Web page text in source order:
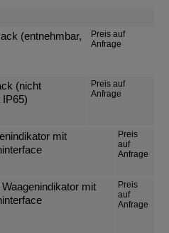
(entnehmbar,
Preis auf
Anfrage
(nicht
IP65)
Preis auf
Anfrage
mit
Preis
auf
Anfrage
mit
Preis
auf
Anfrage